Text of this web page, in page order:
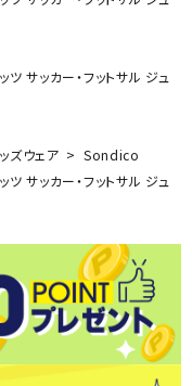
サッカー・フットサル ジュ
ズウェア
Sondico
サッカー・フットサル ジュ